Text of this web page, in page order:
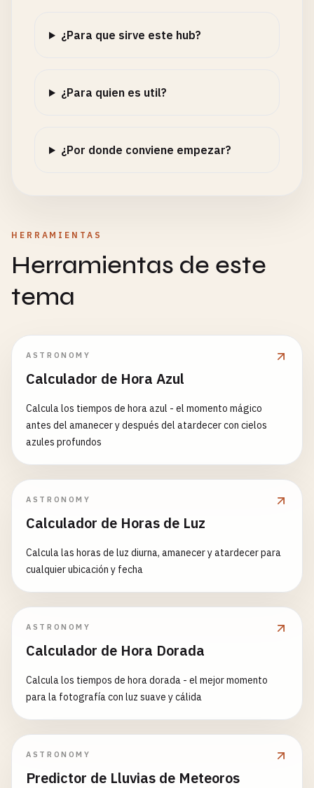
¿Para que sirve este hub?
¿Para quien es util?
¿Por donde conviene empezar?
HERRAMIENTAS
Herramientas de este
tema
ASTRONOMY
Calculador de Hora Azul
Calcula los tiempos de hora azul - el momento mágico
antes del amanecer y después del atardecer con cielos
azules profundos
ASTRONOMY
Calculador de Horas de Luz
Calcula las horas de luz diurna, amanecer y atardecer para
cualquier ubicación y fecha
ASTRONOMY
Calculador de Hora Dorada
Calcula los tiempos de hora dorada - el mejor momento
para la fotografía con luz suave y cálida
ASTRONOMY
Predictor de Lluvias de Meteoros